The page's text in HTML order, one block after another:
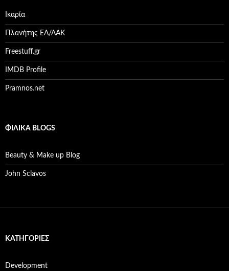
Ικαρία
Πλανήτης ΕΛ/ΛΑΚ
Freestuff.gr
IMDB Profile
Pramnos.net
ΦΙΛΙΚΆ BLOGS
Beauty & Make up Blog
John Sclavos
KΑΤΗΓΟΡΊΕΣ
Development